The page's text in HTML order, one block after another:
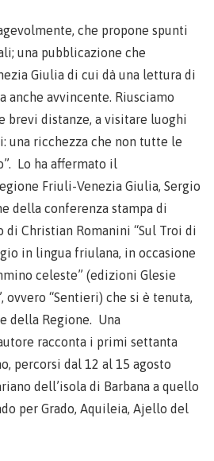
che propone spunti
una pubblicazione che
Giulia di cui dà una lettura di
anche avvincente. Riusciamo
brevi distanze, a visitare luoghi
una ricchezza che non tutte le
Lo ha affermato il
Friuli-Venezia Giulia, Sergio
della conferenza stampa di
Christian Romanini “Sul Troi di
in lingua friulana, in occasione
celeste” (edizioni Glesie
ovvero “Sentieri) che si è tenuta,
della Regione. Una
racconta i primi settanta
percorsi dal 12 al 15 agosto
dell’isola di Barbana a quello
per Grado, Aquileia, Ajello del